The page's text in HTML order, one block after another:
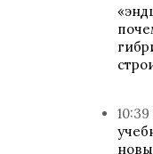
10:39